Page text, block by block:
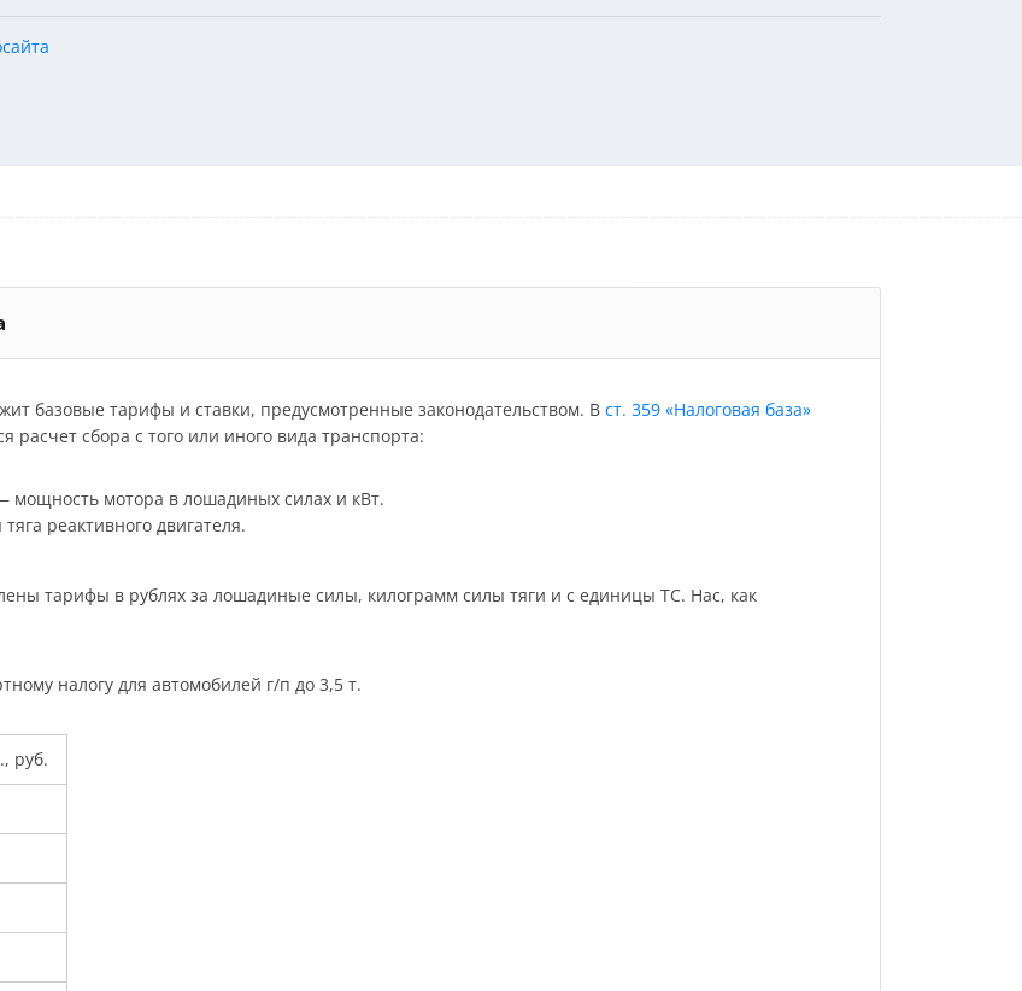
базовые тарифы и ставки, предусмотренные законодательством. В ст. 359 «Налоговая база»
сбора с того или иного вида транспорта:
мощность мотора в лошадиных силах и кВт.
реактивного двигателя.
тарифы в рублях за лошадиные силы, килограмм силы тяги и с единицы ТС. Нас, как
налогу для автомобилей г/п до 3,5 т.
руб.